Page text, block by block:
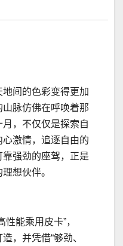
间的色彩变得更加
脉仿佛在呼唤着那
，不仅仅是探索自
激情，追逐自由的
强劲的座驾，正是
想伙伴。
能乘用皮卡”，
，并凭借“够劲、